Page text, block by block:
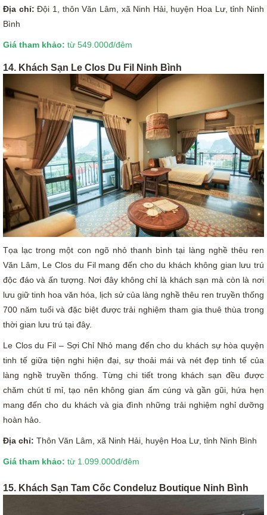
Địa chỉ: Đội 1, thôn Văn Lâm, xã Ninh Hải, huyện Hoa Lư, tỉnh Ninh
Bình
Giá tham khảo: từ 549.000đ/đêm
14. Khách Sạn Le Clos Du Fil Ninh Bình
Tọa lạc trong một con ngõ nhỏ thanh bình tại làng nghề thêu ren
Văn Lâm, Le Clos du Fil mang đến cho du khách không gian lưu trú
độc đáo và ấn tượng. Nơi đây không chỉ là khách sạn mà còn là nơi
lưu giữ tinh hoa văn hóa, lịch sử của làng nghề thêu ren truyền thống
700 năm tuổi và đặc biệt được trải nghiệm tham gia thuê thùa trong
thời gian lưu trú tại đây.
Le Clos du Fil – Sợi Chỉ Nhỏ mang đến cho du khách sự hòa quyện
tinh tế giữa tiện nghi hiện đại, sự thoải mái và nét đẹp tinh tế của
làng nghề truyền thống. Từng chi tiết trong khách sạn đều được
chăm chút tỉ mỉ, tạo nên không gian ấm cúng và gần gũi, hứa hẹn
mang đến cho du khách và gia đình những trải nghiệm nghỉ dưỡng
hoàn hảo.
Địa chỉ: Thôn Văn Lâm, xã Ninh Hải, huyện Hoa Lư, tỉnh Ninh Bình
Giá tham khảo: từ 1.099.000đ/đêm
15. Khách Sạn Tam Cốc Condeluz Boutique Ninh Bình